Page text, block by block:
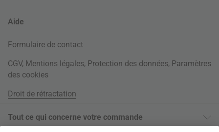
Aide
Formulaire de contact
CGV, Mentions légales, Protection des données, Paramètres
des cookies
Droit de rétractation
Tout ce qui concerne votre commande